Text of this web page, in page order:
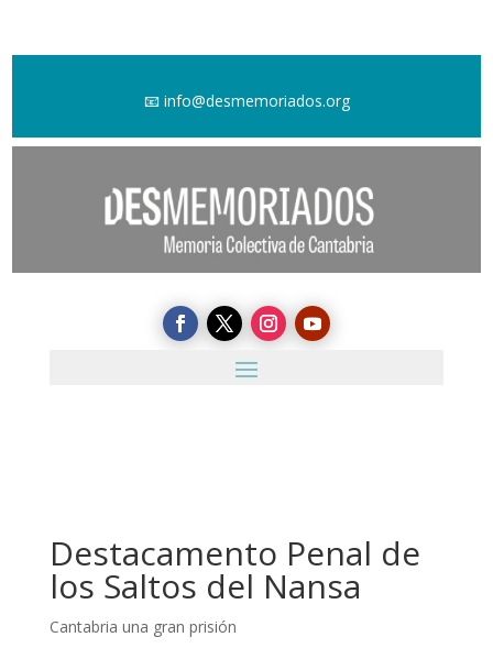
📧 info@desmemoriados.org
Destacamento Penal de
los Saltos del Nansa
Cantabria una gran prisión